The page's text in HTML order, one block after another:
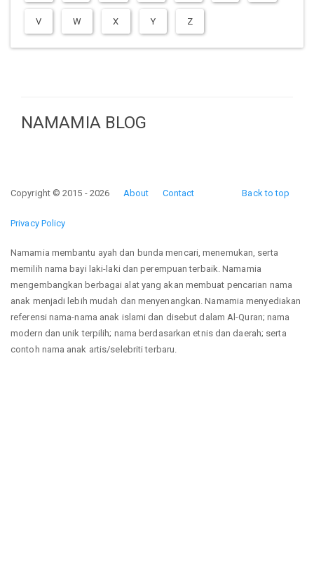
V W X Y Z
NAMAMIA BLOG
Back to top
Copyright © 2015 - 2026 About Contact
Privacy Policy
Namamia membantu ayah dan bunda mencari, menemukan, serta
memilih nama bayi laki-laki dan perempuan terbaik. Namamia
mengembangkan berbagai alat yang akan membuat pencarian nama
anak menjadi lebih mudah dan menyenangkan. Namamia menyediakan
referensi nama-nama anak islami dan disebut dalam Al-Quran; nama
modern dan unik terpilih; nama berdasarkan etnis dan daerah; serta
contoh nama anak artis/selebriti terbaru.